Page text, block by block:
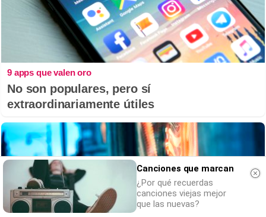
9 apps que valen oro
No son populares, pero sí
extraordinariamente útiles
Canciones que marcan
¿Por qué recuerdas
canciones viejas mejor
que las nuevas?